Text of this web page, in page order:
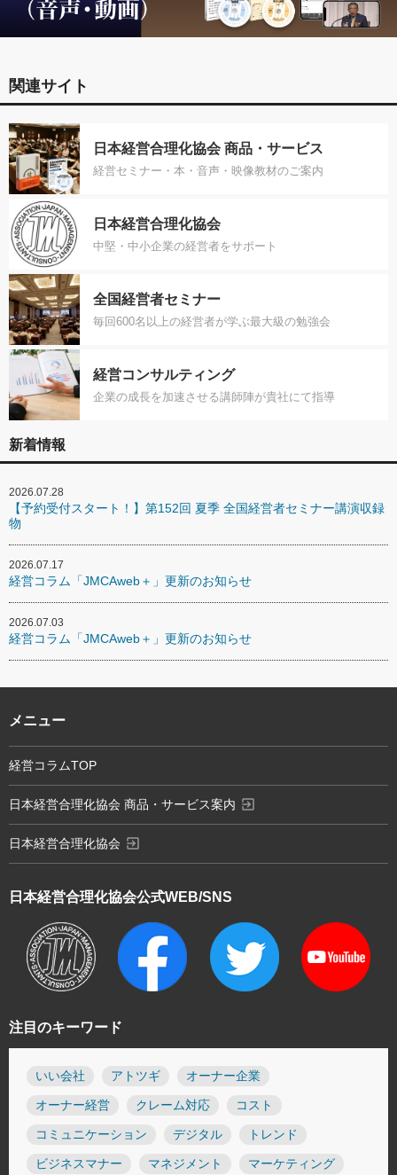
関連サイト
日本経営合理化協会 商品・サービス
経営セミナー・本・音声・映像教材のご案内
日本経営合理化協会
中堅・中小企業の経営者をサポート
全国経営者セミナー
毎回600名以上の経営者が学ぶ最大級の勉強会
経営コンサルティング
企業の成長を加速させる講師陣が貴社にて指導
新着情報
2026.07.28
【予約受付スタート！】第152回 夏季 全国経営者セミナー講演収録
物
2026.07.17
経営コラム「JMCAweb＋」更新のお知らせ
2026.07.03
経営コラム「JMCAweb＋」更新のお知らせ
注目のキーワード
いい会社 アトツギ オーナー企業
オーナー経営 クレーム対応 コスト
コミュニケーション デジタル トレンド
ビジネスマナー マネジメント マーケティング
日本経営合理化協会公式WEB/SNS
メニュー
経営コラムTOP
日本経営合理化協会 商品・サービス案内 exit_to_app
日本経営合理化協会 exit_to_app